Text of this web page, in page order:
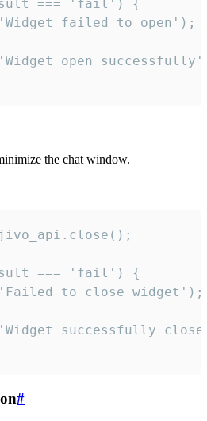
=== 'fail') {
failed to open');
open
the chat window.
=== 'fail') {
to close widget');
successfully
#